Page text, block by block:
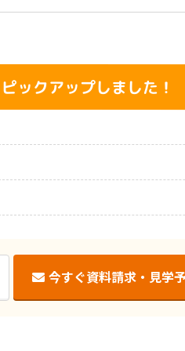
ピックアップしました！
今すぐ資料請求・見学